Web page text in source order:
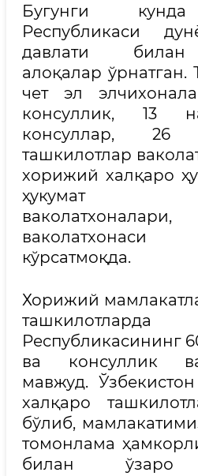
Бугунги кунда
Республикаси
давлати билан
алоқалар ўрнатган.
чет эл
консуллик, 13
консуллар, 26
ташкилотлар
хорижий халқаро
ҳукумат
кўрсатмоқда.
Хорижий
Республикасининг
ва консуллик
мавжуд.
халқаро
бўлиб,
томонлама
билан ўзаро